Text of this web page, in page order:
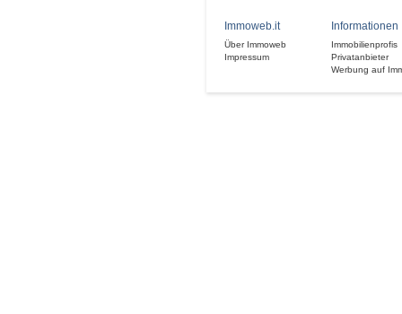
Immoweb.it
Über Immoweb
Impressum
Informationen
Immobilienprofis
Privatanbieter
Werbung auf